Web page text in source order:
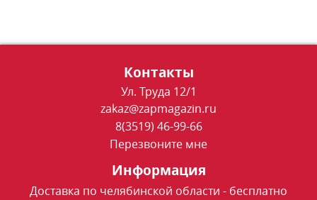
Контакты
Ул. Труда 12/1
zakaz@zapmagazin.ru
8(3519) 46-99-66
Перезвоните мне
Информация
Доставка по челябинской области - бесплатно